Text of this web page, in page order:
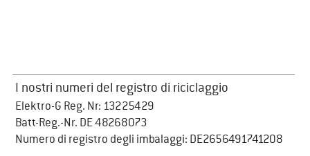
I nostri numeri del registro di riciclaggio
Elektro-G Reg. Nr: 13225429
Batt-Reg.-Nr. DE 48268073
Numero di registro degli imbalaggi: DE2656491741208